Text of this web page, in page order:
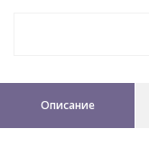
Описание